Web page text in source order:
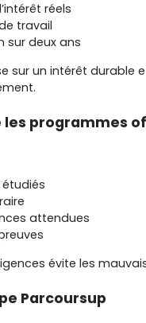
réels
travail
sur deux ans
sur un intérêt durable
les programmes
attendues
évite les
Parcoursup